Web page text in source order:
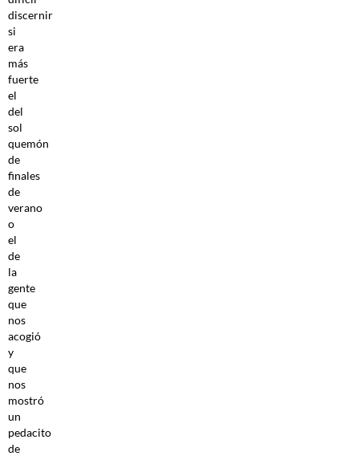
discernir
si
era
más
fuerte
el
del
sol
quemón
de
finales
de
verano
o
el
de
la
gente
que
nos
acogió
y
que
nos
mostró
un
pedacito
de